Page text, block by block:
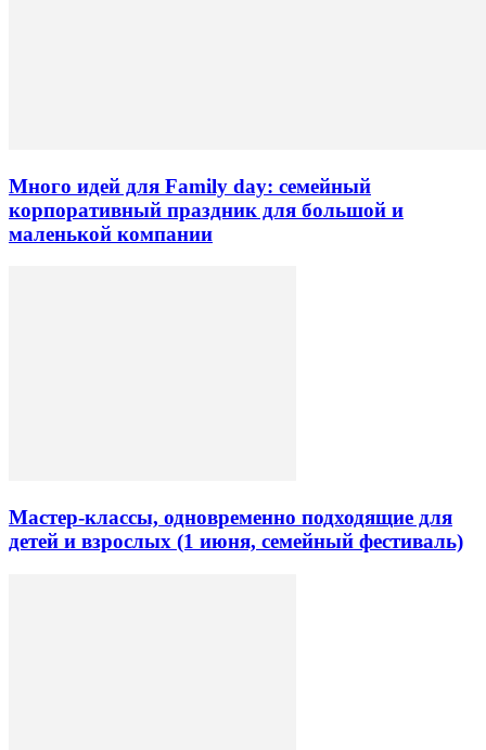
Много идей для Family day: семейный
корпоративный праздник для большой и
маленькой компании
Мастер-классы, одновременно подходящие для
детей и взрослых (1 июня, семейный фестиваль)